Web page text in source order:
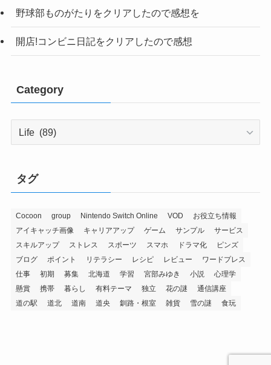
野球部ものがたりをクリアしたので感想を
開店!コンビニ日記をクリアしたので感想
Category
Category
タグ
Cocoon group Nintendo Switch Online VOD
お役立ち情報
アイキャッチ画像
キャリアアップ ゲーム サンプル
サービス
スキルアップ
ストレス スポーツ スマホ ドラマ化
ピンズ
ブログ
ポイント リテラシー レシピ レビュー
ワードプレス
仕事
初期 募集 北海道 学習 宮部みゆき 小説
心理学
懸賞
携帯 暮らし 有料テーマ 独立 花の謎
通信講座
道の駅
道北 道南 道央 釧路・根室 雑貨 雪の謎 食玩